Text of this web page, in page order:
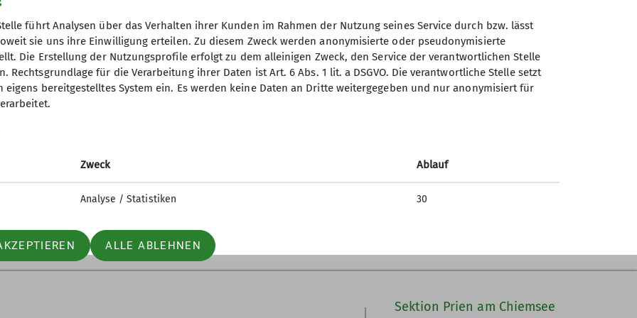
der Sepp und ich die Ötztaler Alpen. Anreise erfolgte mit Eisenbahn und Bus bis Vent. Die
aus zu machen waren, sind "abgehakt". Jetzt gings zur Brandenburger Hütte. Es hatte
Frost, und so starteten wir von der hochgelegenen Brandenburger Hütte Richtung
denen man ohne Einbrechen wunderbar gehen konnte. Der Sepp mit dem Seil im Rucksack
mir der Fall in die Tiefe der Spalte erspart. Die Beine hingen leer durch. Gott sei Dank hat
und warf mir das Seil zu.
weiter, mit 2 Prusikschlingen und immer schön am gestrafften Seil.
Sektion Prien am Chiemsee
führt Analysen über das Verhalten ihrer Kunden im Rahmen der Nutzung seines Service durch bzw. lässt
sie uns ihre Einwilligung erteilen. Zu diesem Zweck werden anonymisierte oder pseudonymisierte
Die Erstellung der Nutzungsprofile erfolgt zu dem alleinigen Zweck, den Service der verantwortlichen Stelle
Rechtsgrundlage für die Verarbeitung ihrer Daten ist Art. 6 Abs. 1 lit. a DSGVO. Die verantwortliche Stelle setzt
eigens bereitgestelltes System ein. Es werden keine Daten an Dritte weitergegeben und nur anonymisiert für
Zweck Ablauf
Analyse / Statistiken 30
ALLE ABLEHNEN